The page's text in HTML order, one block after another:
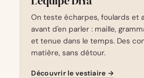
On teste écharpes, foulards et
avant d'en parler : maille,
et tenue dans le temps. Des
matière, sans détour.
Découvrir le vestiaire →